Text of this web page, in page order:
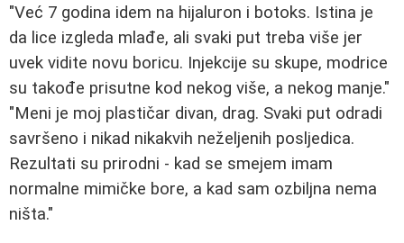
"Već 7 godina idem na hijaluron i botoks. Istina je
da lice izgleda mlađe, ali svaki put treba više jer
uvek vidite novu boricu. Injekcije su skupe, modrice
su takođe prisutne kod nekog više, a nekog manje."
"Meni je moj plastičar divan, drag. Svaki put odradi
savršeno i nikad nikakvih neželjenih posljedica.
Rezultati su prirodni - kad se smejem imam
normalne mimičke bore, a kad sam ozbiljna nema
ništa."